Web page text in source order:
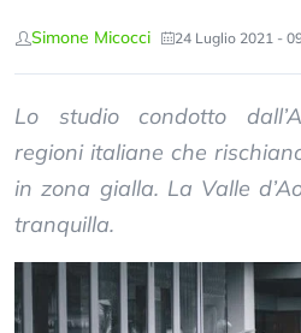
Simone Micocci 24 Luglio 2021 -
Lo studio condotto
regioni italiane che
in zona gialla. La Valle
tranquilla.